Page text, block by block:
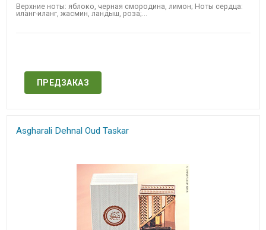
Верхние ноты: яблоко, черная смородина, лимон; Ноты сердца:
иланг-иланг, жасмин, ландыш, роза;...
ПРЕДЗАКАЗ
Asgharali Dehnal Oud Taskar